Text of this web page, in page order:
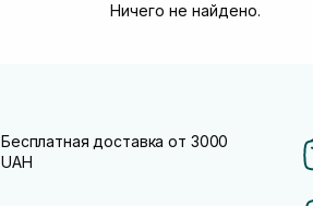
Ничего не найдено.
Бесплатная доставка от 3000
UAH